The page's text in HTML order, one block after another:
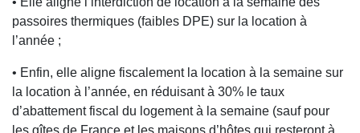
passoires thermiques (faibles DPE) sur la location à
l’année ;
• Enfin, elle aligne fiscalement la location à la semaine sur
la location à l’année, en réduisant à 30% le taux
d’abattement fiscal du logement à la semaine (sauf pour